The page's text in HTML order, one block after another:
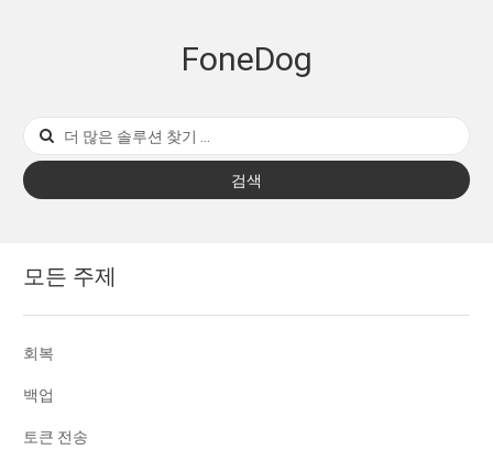
FoneDog
검색
모든 주제
회복
백업
토큰 전송